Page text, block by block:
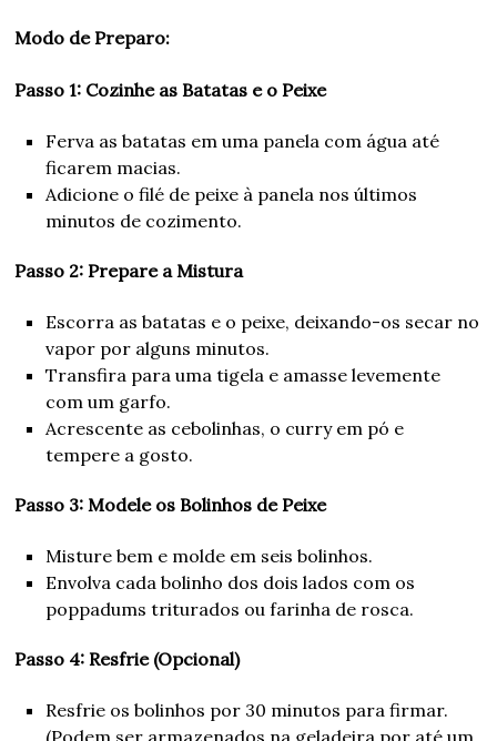
Modo de Preparo:
Passo 1: Cozinhe as Batatas e o Peixe
Ferva as batatas em uma panela com água até
ficarem macias.
Adicione o filé de peixe à panela nos últimos
minutos de cozimento.
Passo 2: Prepare a Mistura
Escorra as batatas e o peixe, deixando-os secar no
vapor por alguns minutos.
Transfira para uma tigela e amasse levemente
com um garfo.
Acrescente as cebolinhas, o curry em pó e
tempere a gosto.
Passo 3: Modele os Bolinhos de Peixe
Misture bem e molde em seis bolinhos.
Envolva cada bolinho dos dois lados com os
poppadums triturados ou farinha de rosca.
Passo 4: Resfrie (Opcional)
Resfrie os bolinhos por 30 minutos para firmar.
(Podem ser armazenados na geladeira por até um